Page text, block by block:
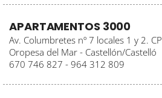
APARTAMENTOS 3000
Av. Columbretes nº 7 locales 1 y 2.
Oropesa del Mar - Castellón/Castelló
670 746 827 - 964 312 809